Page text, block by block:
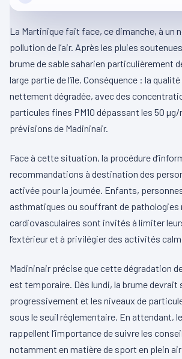
La Martinique fait face, ce dimanche, à un
pollution de l’air. Après les pluies
brume de sable saharien particulièrement
large partie de l’île. Conséquence : la qualité
nettement dégradée, avec des
particules fines PM10 dépassant les 50 µg/
prévisions de Madininair.
Face à cette situation, la procédure
recommandations à destination des
activée pour la journée. Enfants,
asthmatiques ou souffrant de pathologies
cardiovasculaires sont invités à limiter
l’extérieur et à privilégier des activités
Madininair précise que cette dégradation
est temporaire. Dès lundi, la brume devrait
progressivement et les niveaux de
sous le seuil réglementaire. En attendant,
rappellent l’importance de suivre les
notamment en matière de sport en plein